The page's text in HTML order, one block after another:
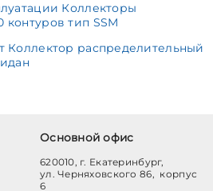
Коллекторы
контуров тип SSM
Коллектор распределительный
Основной офис
620010, г. Екатеринбург,
ул. Черняховского 86, корпус
6